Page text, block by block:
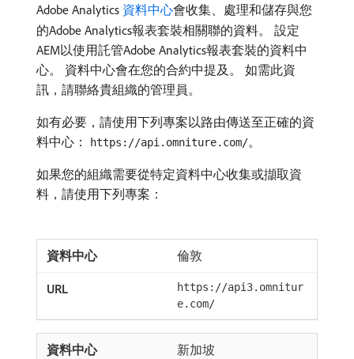
Adobe Analytics 資料中心會收集、處理和儲存與您
的Adobe Analytics報表套裝相關聯的資料。 設定
AEM以使用託管Adobe Analytics報表套裝的資料中
心。 資料中心會在您的合約中提及。 如需此資
訊，請聯絡貴組織的管理員。
如有必要，請使用下列專案以路由傳送至正確的資
料中心：
https://api.omniture.com/。
如果您的組織需要從特定資料中心收集或擷取資
料，請使用下列專案：
倫敦
https://api3.omnitur
e.com/
新加坡